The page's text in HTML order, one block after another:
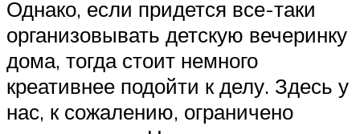
Однако, если придется все-таки
организовывать детскую вечеринку
дома, тогда стоит немного
креативнее подойти к делу. Здесь у
нас, к сожалению, ограничено